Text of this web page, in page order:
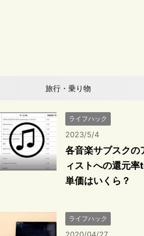
旅行・乗り物
ライフハック
2023/5/4
各音楽サブスクの
ィストへの還元率
単価はいくら？
ライフハック